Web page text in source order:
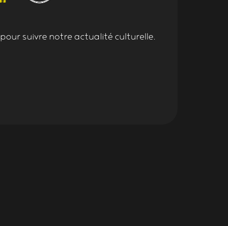
pour suivre notre actualité culturelle.